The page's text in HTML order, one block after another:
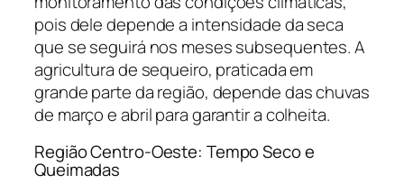
pois dele depende a intensidade da seca
que se seguirá nos meses subsequentes. A
agricultura de sequeiro, praticada em
grande parte da região, depende das chuvas
de março e abril para garantir a colheita.
Região Centro-Oeste: Tempo Seco e
Queimadas